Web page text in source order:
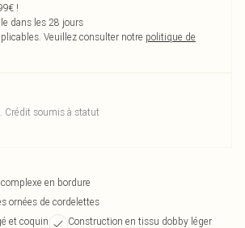
!
dans les 28 jours
Veuillez consulter notre politique de
Crédit soumis à statut
en bordure
ornées de cordelettes
et coquin
Construction en tissu dobby léger